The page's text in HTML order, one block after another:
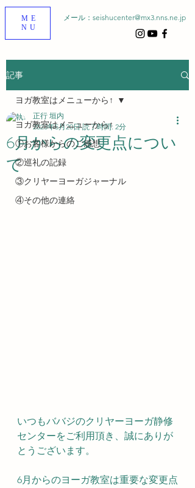
ME
NU
メール： seishucenter@mx3.nns.ne.jp
記事
ヨガ教室はメニューから↑
①お客様からのご感想
②巡礼の記録
③クリヤーヨーガジャーナル
④その他の連絡
ヨガ教室はメニューから↑
6月からの変更点につい
て
正行 垣内
2023年5月20日 読了時間: 2分
いつもババジのクリヤーヨーガ静修
センターをご利用頂き、誠にありが
とうございます。
6月からのヨーガ教室は重要な変更点